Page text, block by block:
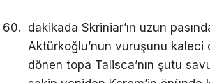
dakikada Skriniar’ın uzun
Aktürkoğlu’nun vuruşunu kaleci
dönen topa Talisca’nın şutu